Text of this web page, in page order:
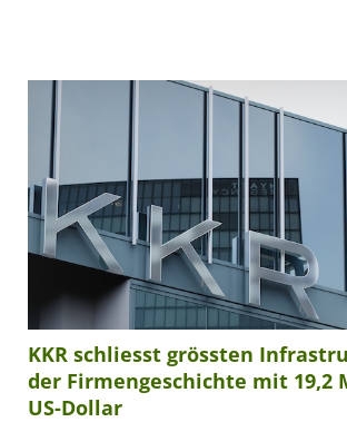
KKR schliesst grössten
der Firmengeschichte mit 19,2
US-Dollar